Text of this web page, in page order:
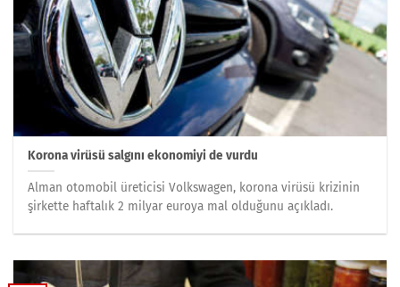
Korona virüsü salgını ekonomiyi de vurdu
Alman otomobil üreticisi Volkswagen, korona virüsü krizinin
şirkette haftalık 2 milyar euroya mal olduğunu açıkladı.